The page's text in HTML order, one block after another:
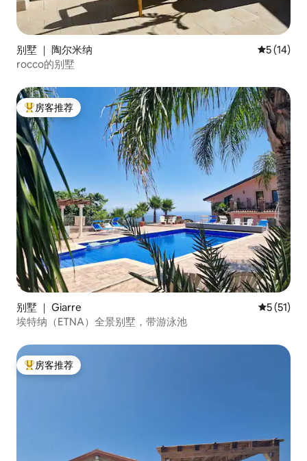
别墅 ｜ 陶尔米纳 平均评分
5 (14)
rocco的别墅
热门「房客推荐」
房客推荐
别墅 ｜ Giarre 平均评分
5 (51)
埃特纳（ETNA）全景别墅，带游泳池
热门「房客推荐」
房客推荐